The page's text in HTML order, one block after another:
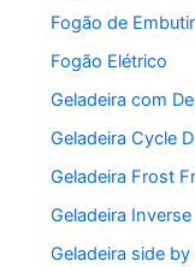
Fogão de Embutir
Fogão Elétrico
Geladeira com
Geladeira Cycle
Geladeira Frost
Geladeira Inverse
Geladeira side by